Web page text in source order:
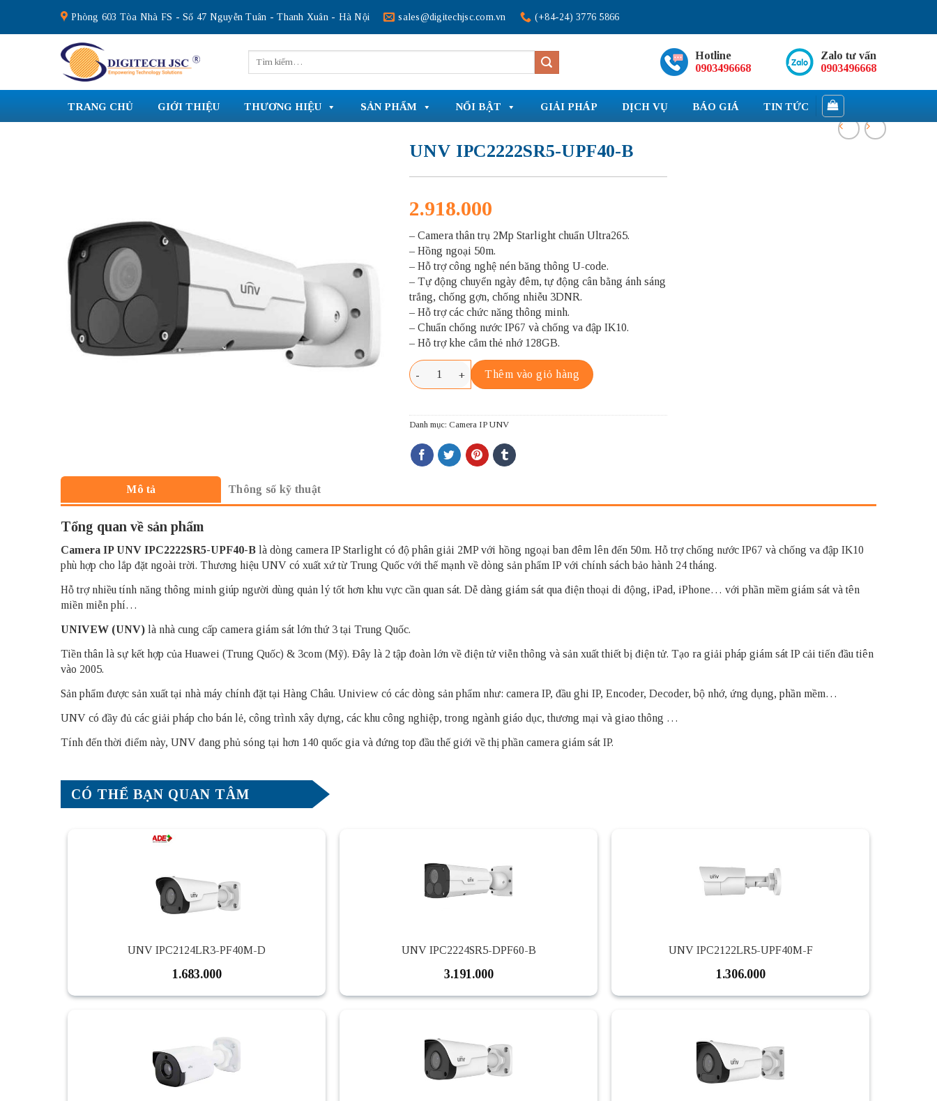
content
Phòng 603 Tòa Nhà FS - Số 47 Nguyễn Tuân - Thanh Xuân - Hà Nội sales@digitechjsc.com.vn (+84-24) 3776 5866
kiếm:
Hotline
0903496668
Zalo tư vấn
0903496668
TRANG CHỦ GIỚI THIỆU THƯƠNG HIỆU SẢN PHẨM NỔI BẬT GIẢI PHÁP DỊCH VỤ BÁO GIÁ TIN TỨC
UNV IPC2222SR5-UPF40-B
2.918.000
– Camera thân trụ 2Mp Starlight chuẩn Ultra265.
– Hồng ngoại 50m.
– Hỗ trợ công nghệ nén băng thông U-code.
– Tự động chuyển ngày đêm, tự động cân bằng ánh sáng
trắng, chống gợn, chống nhiễu 3DNR.
– Hỗ trợ các chức năng thông minh.
– Chuẩn chống nước IP67 và chống va đập IK10.
– Hỗ trợ khe cắm thẻ nhớ 128GB.
UNV IPC2222SR5-UPF40-B số lượng
Thêm vào giỏ hàng
Danh mục: Camera IP UNV
Mô tả Thông số kỹ thuật
Tổng quan về sản phẩm
Camera IP UNV IPC2222SR5-UPF40-B là dòng camera IP Starlight có độ phân giải 2MP với hồng ngoại ban đêm lên đến 50m. Hỗ trợ chống nước IP67 và chống va đập IK10
phù hợp cho lắp đặt ngoài trời. Thương hiệu UNV có xuất xứ từ Trung Quốc với thế mạnh về dòng sản phẩm IP với chính sách bảo hành 24 tháng.
Hỗ trợ nhiều tính năng thông minh giúp người dùng quản lý tốt hơn khu vực cần quan sát. Dễ dàng giám sát qua điện thoại di động, iPad, iPhone… với phần mềm giám sát và tên
miền miễn phí…
UNIVEW (UNV) là nhà cung cấp camera giám sát lớn thứ 3 tại Trung Quốc.
Tiền thân là sự kết hợp của Huawei (Trung Quốc) & 3com (Mỹ). Đây là 2 tập đoàn lớn về điện tử viễn thông và sản xuất thiết bị điện tử. Tạo ra giải pháp giám sát IP cải tiến đầu tiên
vào 2005.
Sản phẩm được sản xuất tại nhà máy chính đặt tại Hàng Châu. Uniview có các dòng sản phẩm như: camera IP, đầu ghi IP, Encoder, Decoder, bộ nhớ, ứng dụng, phần mềm…
UNV có đầy đủ các giải pháp cho bán lẻ, công trình xây dựng, các khu công nghiệp, trong ngành giáo dục, thương mại và giao thông …
Tính đến thời điểm này, UNV đang phủ sóng tại hơn 140 quốc gia và đứng top đầu thế giới về thị phần camera giám sát IP.
CÓ THỂ BẠN QUAN TÂM
UNV IPC2124LR3-PF40M-D
1.683.000
UNV IPC2224SR5-DPF60-B
3.191.000
UNV IPC2122LR5-UPF40M-F
1.306.000